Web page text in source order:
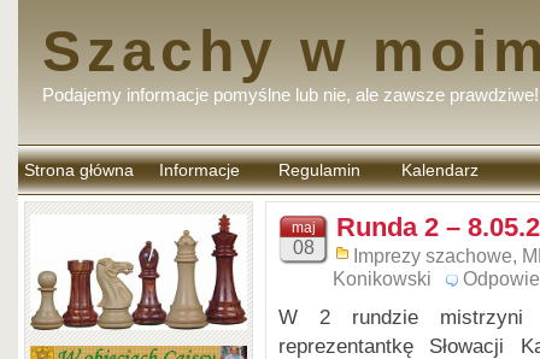
Szachy w
Podajemy informacje pomyślne lub nie, ale zawsze prawdziwe!
Strona główna Informacje Regulamin
komentarzy
Kalendarz
maj
08
Runda 2 –
Imprezy szachowe,
Konikowski
W 2 rundzie mistrzyni
reprezentantkę Słowacji